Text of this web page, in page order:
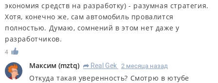
экономия средств на разработку) - разумная стратегия.
Хотя, конечно же, сам автомобиль провалится
полностью. Думаю, сомнений в этом нет даже у
разработчиков.
4
Максим (mztq) R Real Gek 2 месяца назад
Откуда такая уверенность? Смотрю в ютубе